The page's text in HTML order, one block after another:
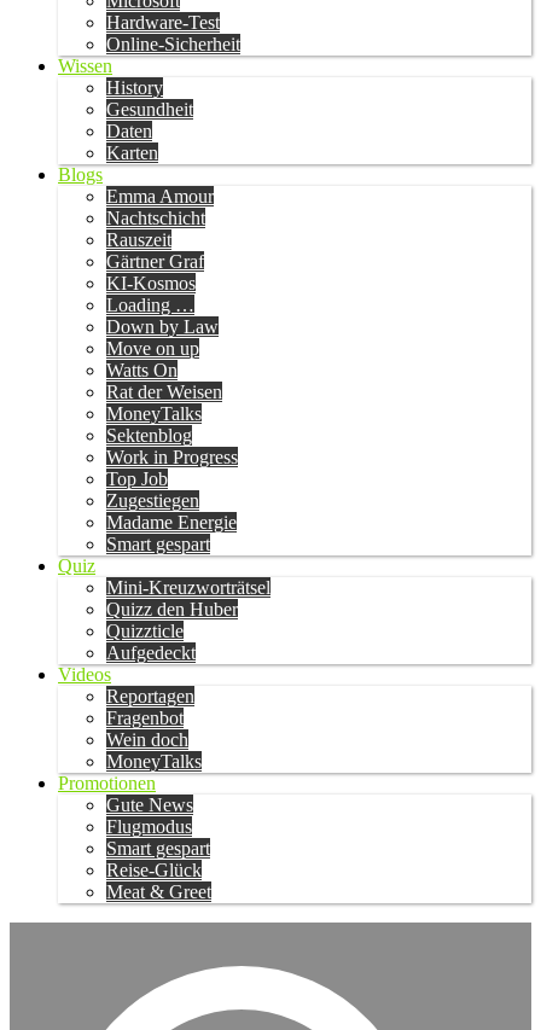
Hardware-Test
Online-Sicherheit
Wissen
History
Gesundheit
Daten
Karten
Blogs
Emma Amour
Nachtschicht
Rauszeit
Gärtner Graf
KI-Kosmos
Loading …
Down by Law
Move on up
Watts On
Rat der Weisen
MoneyTalks
Sektenblog
Work in Progress
Top Job
Zugestiegen
Madame Energie
Smart gespart
Quiz
Mini-Kreuzworträtsel
Quizz den Huber
Quizzticle
Aufgedeckt
Videos
Reportagen
Fragenbot
Wein doch
MoneyTalks
Promotionen
Gute News
Flugmodus
Smart gespart
Reise-Glück
Meat & Greet